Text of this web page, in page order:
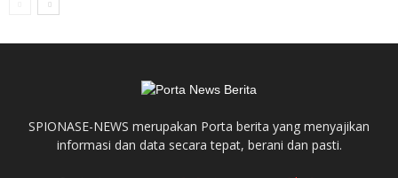
SPIONASE-NEWS merupakan Porta berita yang menyajikan
informasi dan data secara tepat, berani dan pasti.